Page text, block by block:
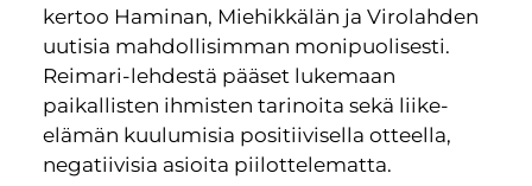
kertoo Haminan, Miehikkälän ja Virolahden
uutisia mahdollisimman monipuolisesti.
Reimari-lehdestä pääset lukemaan
paikallisten ihmisten tarinoita sekä liike-
elämän kuulumisia positiivisella otteella,
negatiivisia asioita piilottelematta.